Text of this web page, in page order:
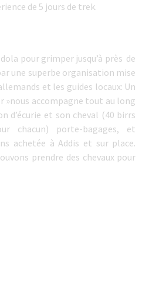
de 5 jours de trek.
grimper jusqu’à près de
une superbe organisation mise
et les guides locaux: Un
»nous accompagne tout au long
d’écurie et son cheval (40 birrs
chacun) porte-bagages, et
achetée à Addis et sur place.
prendre des chevaux pour